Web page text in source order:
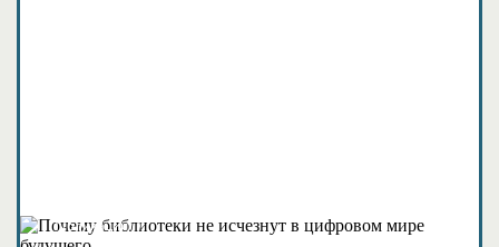
Публикации